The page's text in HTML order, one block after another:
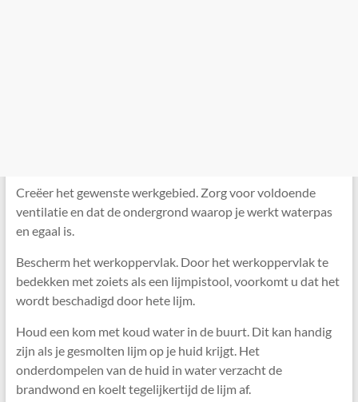
Creëer het gewenste werkgebied. Zorg voor voldoende
ventilatie en dat de ondergrond waarop je werkt waterpas
en egaal is.
Bescherm het werkoppervlak. Door het werkoppervlak te
bedekken met zoiets als een lijmpistool, voorkomt u dat het
wordt beschadigd door hete lijm.
Houd een kom met koud water in de buurt. Dit kan handig
zijn als je gesmolten lijm op je huid krijgt. Het
onderdompelen van de huid in water verzacht de
brandwond en koelt tegelijkertijd de lijm af.